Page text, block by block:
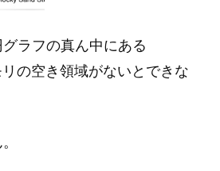
ラフの真ん中にある
の空き領域がないとできな